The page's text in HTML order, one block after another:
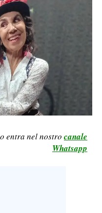
entra nel nostro canale
Whatsapp